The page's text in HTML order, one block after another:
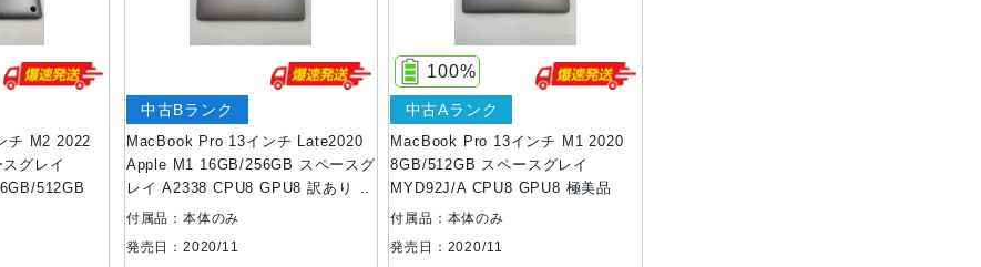
チ M2 2022
グレイ
512GB
MacBook Pro 13インチ Late2020
Apple M1 16GB/256GB スペースグ
レイ A2338 CPU8 GPU8 訳あり品
中古Bランク
付属品：本体のみ
発売日：2020/11
MacBook Pro 13インチ M1 2020
8GB/512GB スペースグレイ
MYD92J/A CPU8 GPU8 極美品
100%
中古Aランク
付属品：本体のみ
発売日：2020/11